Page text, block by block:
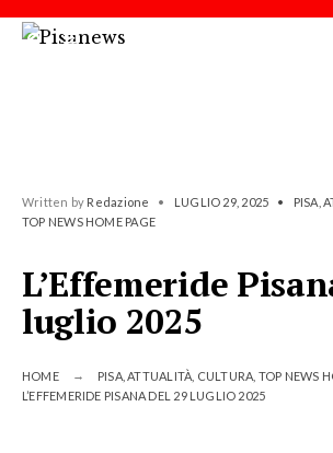
Written by Redazione • LUGLIO 29, 2025 • PISA
TOP NEWS HOME PAGE
L’Effemeride
luglio 2025
HOME PISA,ATTUALITÀ CULTURA TOP NEWS
L’EFFEMERIDE PISANA DEL 29 LUGLIO 2025